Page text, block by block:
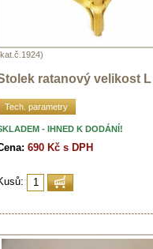
ratanový velikost L
Tech. parametry
- IHNED K DODÁNÍ!
690 Kč s DPH